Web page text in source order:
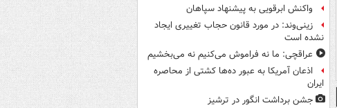
واکنش ابرقویی به پیشنهاد سپاهان
زینی‌وند: در مورد قانون حجاب تغییری ایجاد
نشده است
عراقچی: ما نه فراموش می‌کنیم نه می‌بخشیم
اذعان آمریکا به عبور ده‌ها کشتی از محاصره
ایران
جشن برداشت انگور در ترشیز